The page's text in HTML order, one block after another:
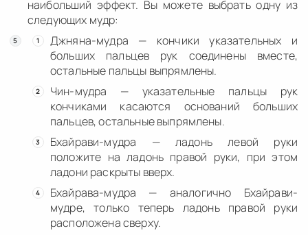
наибольший эффект. Вы можете выбрать одну из
следующих мудр:
Джняна-мудра — кончики указательных и
больших пальцев рук соединены вместе,
остальные пальцы выпрямлены.
Чин-мудра — указательные пальцы рук
кончиками касаются оснований больших
пальцев, остальные выпрямлены.
Бхайрави-мудра — ладонь левой руки
положите на ладонь правой руки, при этом
ладони раскрыты вверх.
Бхайрава-мудра — аналогично Бхайрави-
мудре, только теперь ладонь правой руки
расположена сверху.